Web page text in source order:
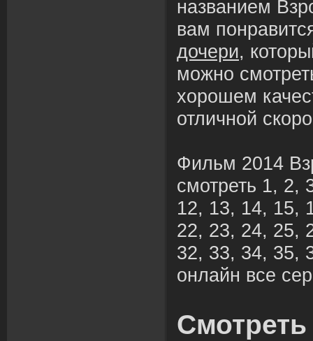
названием
вам
дочери,
можно
хорошем
отличной
Фильм 2014
смотреть 1, 2,
12, 13, 14, 15,
22, 23, 24, 25,
32, 33, 34, 35,
онлайн все